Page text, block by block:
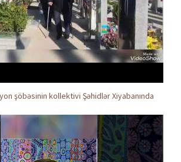
şöbəsinin kollektivi Şəhidlər Xiyabanında